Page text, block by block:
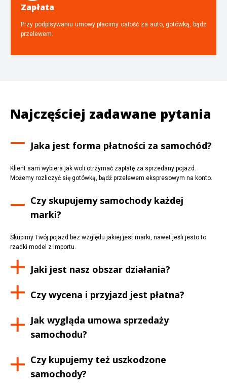
Zapłata
Przy podpisywaniu umowy płacimy całość za auto, gotówką, bądź
przelewem.
Najczęściej zadawane pytania
Jaka jest forma płatności za samochód?
Klient sam wybiera jak woli otrzymać zapłatę za sprzedany pojazd.
Możemy rozliczyć się gotówką, bądź przelewem ekspresowym na konto.
Czy skupujemy samochody każdej
marki?
Skupimy Twój pojazd bez względu jakiej jest marki, nawet jeśli jesto to
rzadki model z importu.
Jaki jest nasz obszar działania?
Czy wycena i przyjazd jest płatna?
Jak wygląda umowa sprzedaży
samochodu?
Czy kupujemy też uszkodzone
samochody?